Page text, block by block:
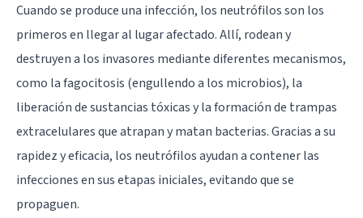
Cuando se produce una infección, los neutrófilos son los
primeros en llegar al lugar afectado. Allí, rodean y
destruyen a los invasores mediante diferentes mecanismos,
como la fagocitosis (engullendo a los microbios), la
liberación de sustancias tóxicas y la formación de trampas
extracelulares que atrapan y matan bacterias. Gracias a su
rapidez y eficacia, los neutrófilos ayudan a contener las
infecciones en sus etapas iniciales, evitando que se
propaguen.